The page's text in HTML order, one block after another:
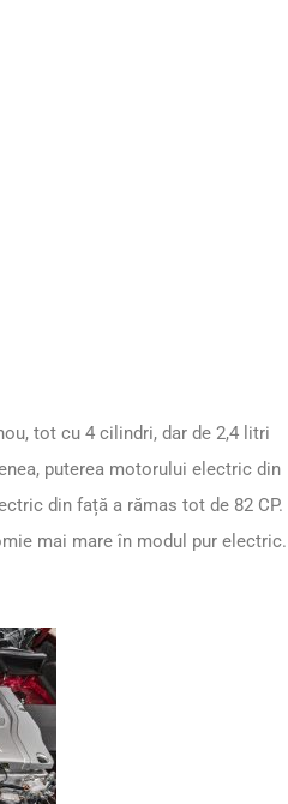
tot cu 4 cilindri, dar de 2,4 litri
puterea motorului electric din
din față a rămas tot de 82 CP.
mai mare în modul pur electric.